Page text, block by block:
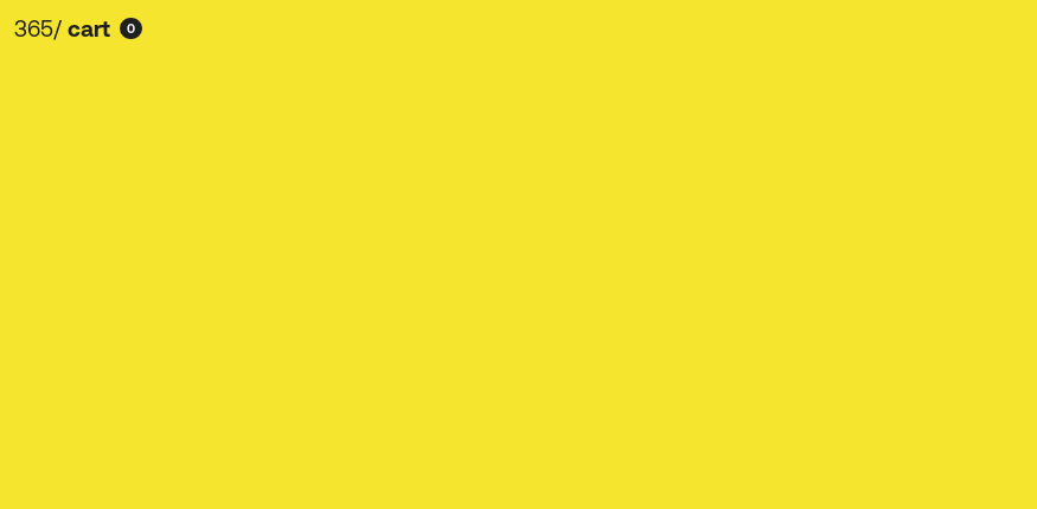
365/ cart 0